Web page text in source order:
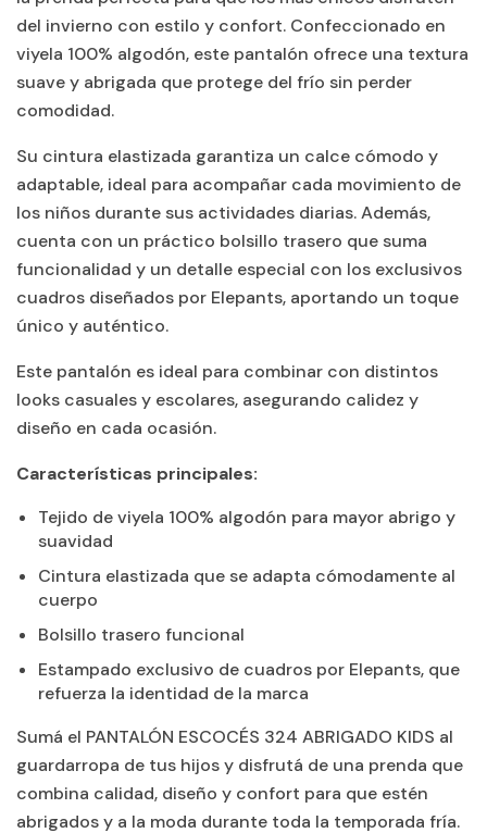
del invierno con estilo y confort. Confeccionado en
viyela 100% algodón, este pantalón ofrece una textura
suave y abrigada que protege del frío sin perder
comodidad.
Su cintura elastizada garantiza un calce cómodo y
adaptable, ideal para acompañar cada movimiento de
los niños durante sus actividades diarias. Además,
cuenta con un práctico bolsillo trasero que suma
funcionalidad y un detalle especial con los exclusivos
cuadros diseñados por Elepants, aportando un toque
único y auténtico.
Este pantalón es ideal para combinar con distintos
looks casuales y escolares, asegurando calidez y
diseño en cada ocasión.
Características principales:
Tejido de viyela 100% algodón para mayor abrigo y
suavidad
Cintura elastizada que se adapta cómodamente al
cuerpo
Bolsillo trasero funcional
Estampado exclusivo de cuadros por Elepants, que
refuerza la identidad de la marca
Sumá el PANTALÓN ESCOCÉS 324 ABRIGADO KIDS al
guardarropa de tus hijos y disfrutá de una prenda que
combina calidad, diseño y confort para que estén
abrigados y a la moda durante toda la temporada fría.